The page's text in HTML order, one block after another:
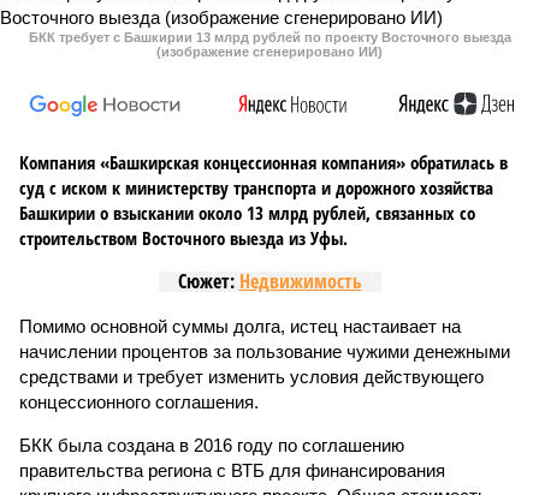
БКК требует с Башкирии 13 млрд рублей по проекту Восточного выезда
(изображение сгенерировано ИИ)
Компания «Башкирская концессионная компания» обратилась в
суд с иском к министерству транспорта и дорожного хозяйства
Башкирии о взыскании около 13 млрд рублей, связанных со
строительством Восточного выезда из Уфы.
Сюжет: Недвижимость
Помимо основной суммы долга, истец настаивает на
начислении процентов за пользование чужими денежными
средствами и требует изменить условия действующего
концессионного соглашения.
БКК была создана в 2016 году по соглашению
правительства региона с ВТБ для финансирования